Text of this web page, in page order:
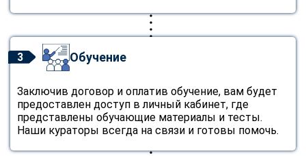
3 Обучение
Заключив договор и оплатив обучение, вам будет
предоставлен доступ в личный кабинет, где
представлены обучающие материалы и тесты.
Наши кураторы всегда на связи и готовы помочь.